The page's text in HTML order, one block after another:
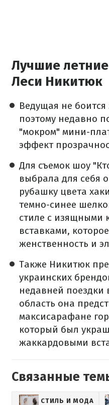
Лучшие
Леси Никитюк
Ведущая не боится
поэтому недавно
"мокром" мини-
эффект
Для съемок шоу
выбрала для себя
рубашку цвета
темно-синее
стиле с изящными
вставками,
женственность и
Также Никитюк
украинских
недавней
область она
максисарафане
который был
жаккардовыми
Связанные
СТИЛЬ И МОДА